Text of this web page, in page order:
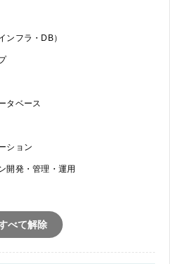
ンフラ・DB）
タベース
ション
開発・管理・運用
べて解除